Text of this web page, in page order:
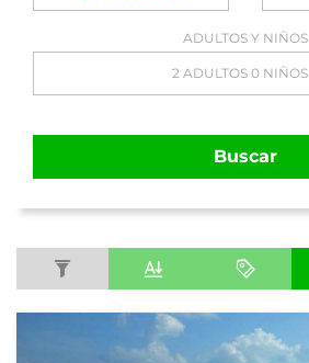
ADULTOS Y NIÑOS
2 ADULTOS 0 NIÑOS
Buscar